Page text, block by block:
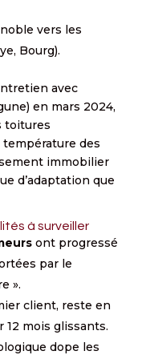
vers les
Bourg).
avec
en mars 2024,
toitures
des
immobilier
d’adaptation que
à surveiller
ont progressé
par le
».
client, reste en
12 mois glissants.
dope les